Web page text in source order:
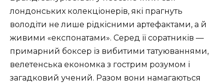
лондонських колекціонерів, які прагнуть
володіти не лише рідкісними артефактами, а й
живими «експонатами». Серед її соратників —
примарний боксер із вибитими татуюваннями,
велетенська економка з гострим розумом і
загадковий учений. Разом вони намагаються